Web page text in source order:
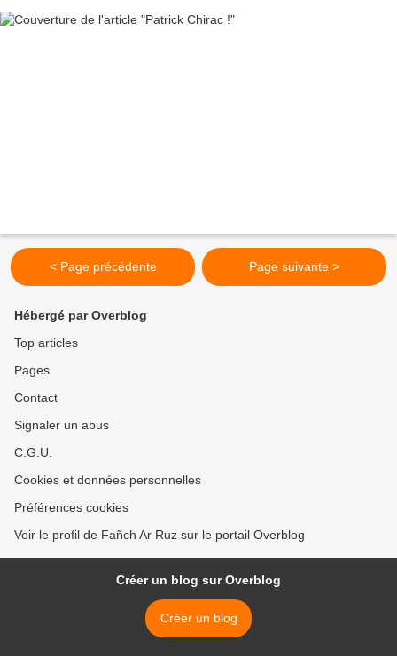
< Page précédente Page suivante >
Hébergé par Overblog
Top articles
Pages
Contact
Signaler un abus
C.G.U.
Cookies et données personnelles
Préférences cookies
Voir le profil de Fañch Ar Ruz sur le portail Overblog
Créer un blog sur Overblog
Créer un blog